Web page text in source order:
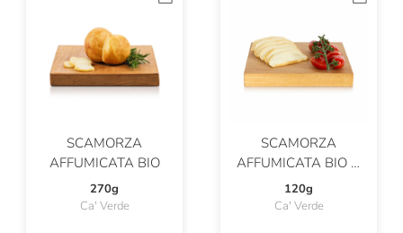
SCAMORZA
AFFUMICATA BIO
270g
Ca' Verde
SCAMORZA
AFFUMICATA BIO A
FETTE
120g
Ca' Verde